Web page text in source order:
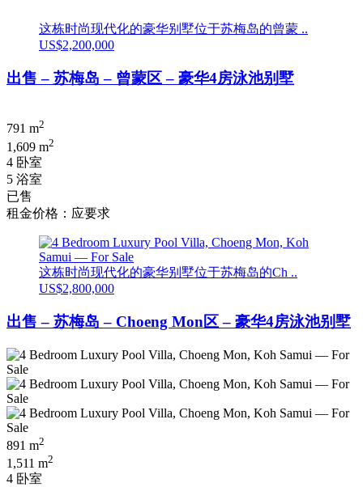
这栋时尚现代化的豪华别墅位于苏梅岛的曾蒙 ..
US$2,200,000
出售 – 苏梅岛 – 曾蒙区 – 豪华4房泳池别墅
791 m2
1,609 m2
4 卧室
5 浴室
已售
租金价格：应要求
这栋时尚现代化的豪华别墅位于苏梅岛的Ch ..
US$2,800,000
出售 – 苏梅岛 – Choeng Mon区 – 豪华4房泳池别墅
891 m2
1,511 m2
4 卧室